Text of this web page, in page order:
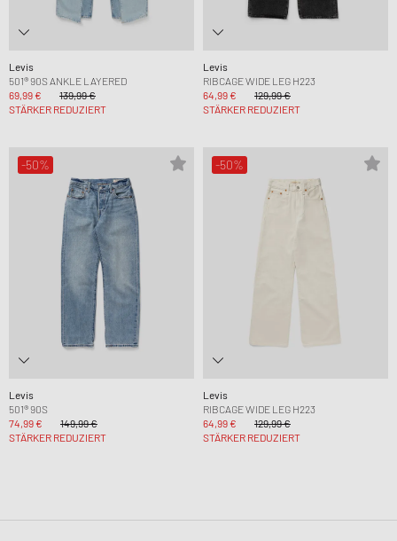
Levis
501® 90S ANKLE LAYERED
69,99 €
139,99 €
STÄRKER REDUZIERT
Levis
RIBCAGE WIDE LEG H223
64,99 €
129,99 €
STÄRKER REDUZIERT
-50%
Levis
501® 90S
74,99 €
149,99 €
STÄRKER REDUZIERT
-50%
Levis
RIBCAGE WIDE LEG H223
64,99 €
129,99 €
STÄRKER REDUZIERT